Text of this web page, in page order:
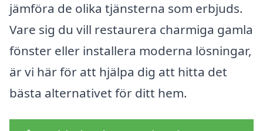
jämföra de olika tjänsterna som erbjuds.
Vare sig du vill restaurera charmiga gamla
fönster eller installera moderna lösningar,
är vi här för att hjälpa dig att hitta det
bästa alternativet för ditt hem.